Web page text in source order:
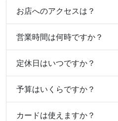
お店へのアクセスは？
営業時間は何時ですか？
定休日はいつですか？
予算はいくらですか？
カードは使えますか？